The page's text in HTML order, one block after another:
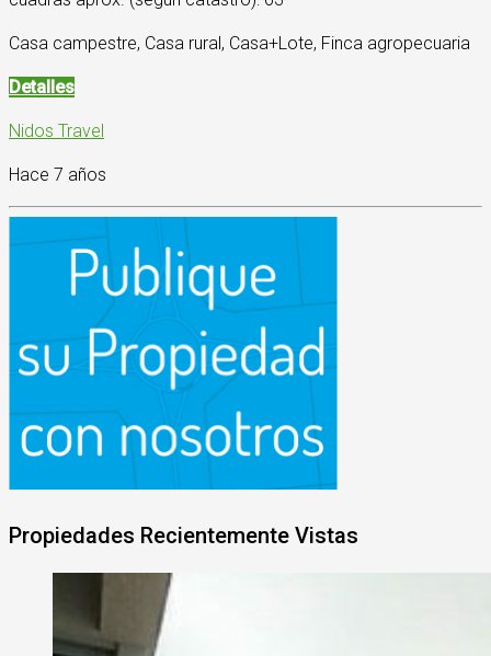
Casa campestre, Casa rural, Casa+Lote, Finca agropecuaria
Detalles
Nidos Travel
Hace 7 años
Propiedades Recientemente Vistas